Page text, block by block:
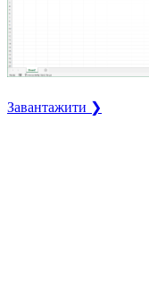
Завантажити ❯